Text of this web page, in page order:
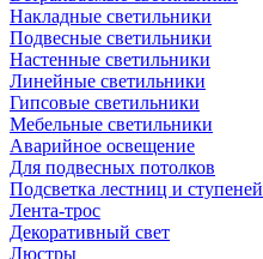
Накладные светильники
Подвесные светильники
Настенные светильники
Линейные светильники
Гипсовые светильники
Мебельные светильники
Аварийное освещение
Для подвесных потолков
Подсветка лестниц и ступеней
Лента-трос
Декоративный свет
Люстры